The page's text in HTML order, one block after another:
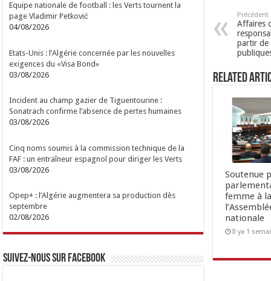
Précédent
Affaires
partir de
Related
Soutenue
femme à
nationale
Il ya 1
Equipe nationale de football : les Verts tournent la
page Vladimir Petković
04/08/2026
Etats-Unis : l’Algérie concernée par les nouvelles
exigences du «Visa Bond»
03/08/2026
Incident au champ gazier de Tiguentourine :
Sonatrach confirme l’absence de pertes humaines
03/08/2026
Cinq noms soumis à la commission technique de la
FAF : un entraîneur espagnol pour diriger les Verts
03/08/2026
Opep+ : l’Algérie augmentera sa production dès
septembre
02/08/2026
Suivez-nous sur Facebook